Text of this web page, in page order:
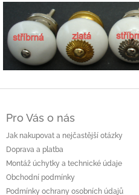
Pro Vás o nás
Jak nakupovat a nejčastější otázky
Doprava a platba
Montáž úchytky a technické údaje
Obchodní podmínky
Podmínky ochrany osobních údajů